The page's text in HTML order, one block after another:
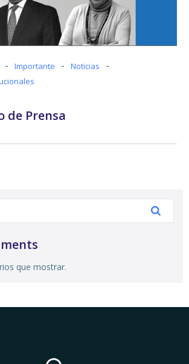
- Importante - Noticias -
de Prensa
que mostrar.